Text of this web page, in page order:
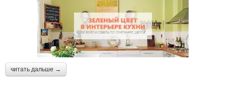
читать дальше →